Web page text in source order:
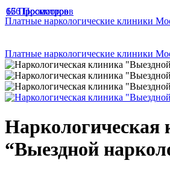
Платные наркологические клиники
Платные наркологические клиники
Наркологическая
“Выездной
166 Просмотров
67 Просмотров
65 Просмотров